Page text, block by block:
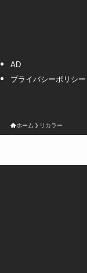
AD
プライバシーポリシー
ホーム リカラー